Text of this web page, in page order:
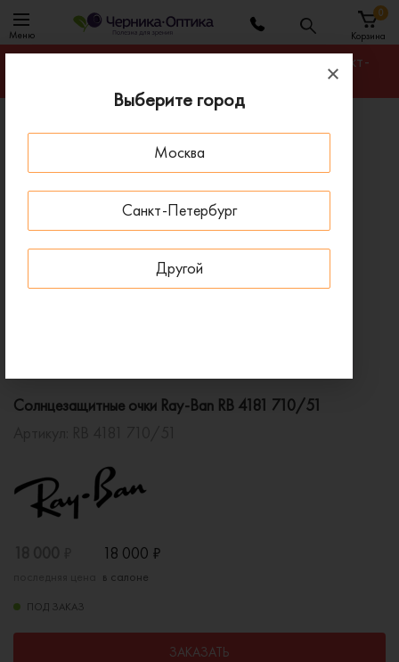
Выберите город
Москва
Санкт-Петербург
Другой
Меню Корзина
0
Гарантируем лучшую цену на любую оправу в Санкт-
Главная
Солнцезащитные очки
Солнцезащитные очки Ray-Ban RB 4181 710/51
Солнцезащитные очки Ray-Ban RB 4181 710/51
18 000 ₽
в салоне
ПОД ЗАКАЗ
ЗАКАЗАТЬ
ПОД ЗАКАЗ